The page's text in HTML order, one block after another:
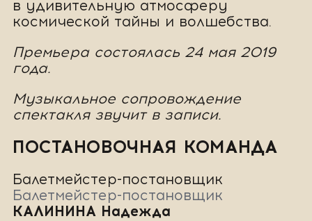
в удивительную атмосферу
космической тайны и волшебства.
Премьера состоялась 24 мая 2019
года.
Музыкальное сопровождение
спектакля звучит в записи.
ПОСТАНОВОЧНАЯ КОМАНДА
Балетмейстер-постановщик
Балетмейстер-постановщик
КАЛИНИНА Надежда